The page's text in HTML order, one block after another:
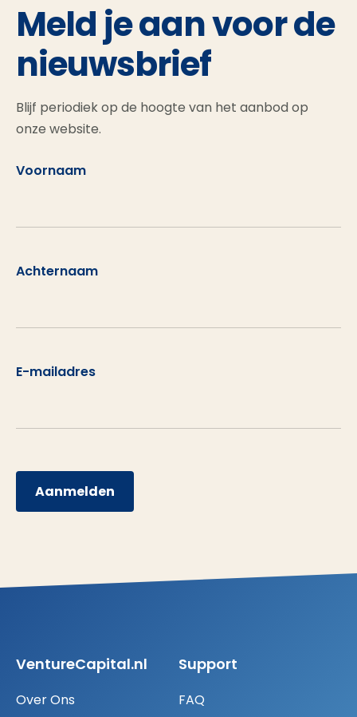
Meld je aan voor de
nieuwsbrief
Blijf periodiek op de hoogte van het aanbod op
onze website.
Voornaam
Achternaam
E-mailadres
Aanmelden
VentureCapital.nl
Over Ons
Support
FAQ